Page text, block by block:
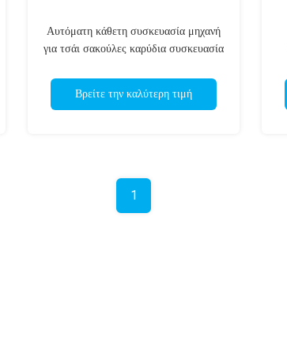
Αυτόματη κάθετη συσκευασία μηχανή
για τσάι σακούλες καρύδια συσκευασία
Βρείτε την καλύτερη τιμή
1